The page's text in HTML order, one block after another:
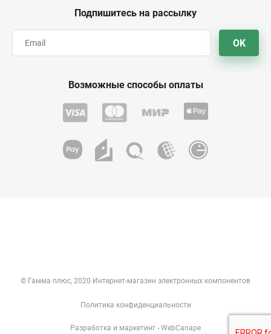
Подпишитесь на рассылку
OK
Возможные способы оплаты
© Гамма плюс, 2020 Интернет-магазин электронных компонентов
Политика конфиденциальности
Разработка и маркетинг - WebCanape